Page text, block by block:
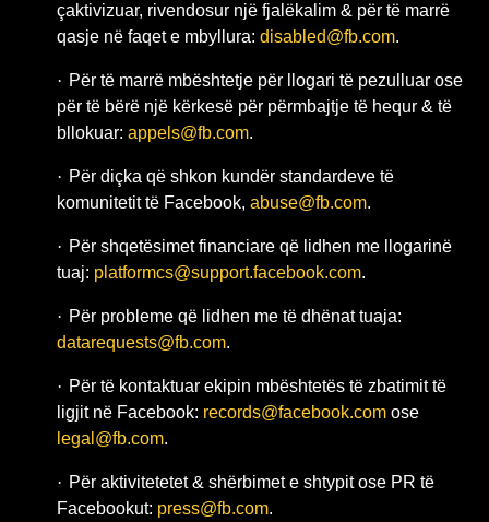
çaktivizuar, rivendosur një fjalëkalim & për të marrë
qasje në faqet e mbyllura: disabled@fb.com.
· Për të marrë mbështetje për llogari të pezulluar ose
për të bërë një kërkesë për përmbajtje të hequr & të
bllokuar: appels@fb.com.
· Për diçka që shkon kundër standardeve të
komunitetit të Facebook, abuse@fb.com.
· Për shqetësimet financiare që lidhen me llogarinë
tuaj: platformcs@support.facebook.com.
· Për probleme që lidhen me të dhënat tuaja:
datarequests@fb.com.
· Për të kontaktuar ekipin mbështetës të zbatimit të
ligjit në Facebook: records@facebook.com ose
legal@fb.com.
· Për aktivitetetet & shërbimet e shtypit ose PR të
Facebookut: press@fb.com.